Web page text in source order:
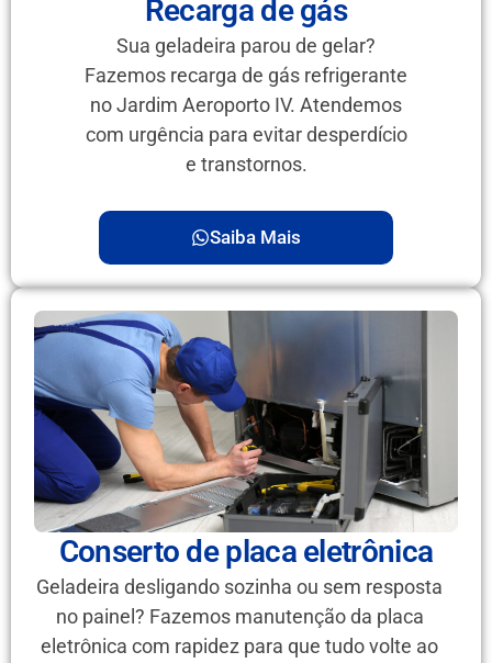
Recarga de gás
Sua geladeira parou de gelar?
Fazemos recarga de gás refrigerante
no Jardim Aeroporto IV. Atendemos
com urgência para evitar desperdício
e transtornos.
Saiba Mais
Conserto de placa eletrônica
Geladeira desligando sozinha ou sem resposta
no painel? Fazemos manutenção da placa
eletrônica com rapidez para que tudo volte ao